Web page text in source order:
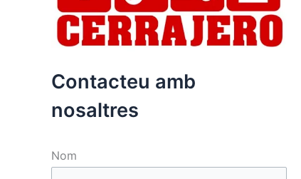
Contacteu amb
nosaltres
Nom